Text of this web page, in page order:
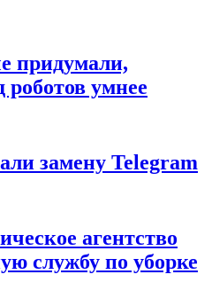
придумали,
роботов умнее
замену Telegram
агентство
службу по уборке